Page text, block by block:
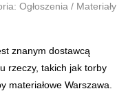
Ogłoszenia / Materiały
znanym dostawcą
rzeczy, takich jak torby
materiałowe Warszawa.